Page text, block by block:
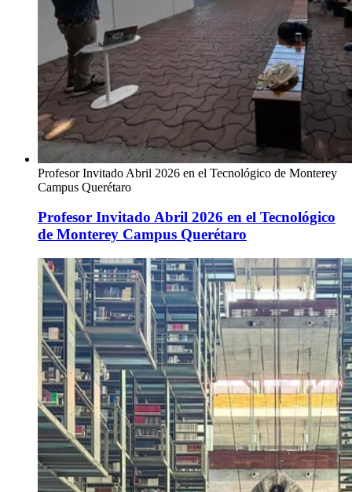
Profesor Invitado Abril 2026 en el Tecnológico de Monterey
Campus Querétaro
Profesor Invitado Abril 2026 en el Tecnológico
de Monterey Campus Querétaro